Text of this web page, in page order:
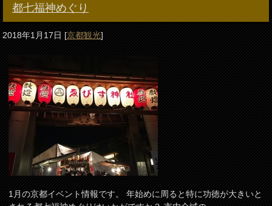
都七福神めぐり
2018年1月17日[京都観光]
1月の京都イベント情報です。 年始めに周ると特に功徳が大きいと